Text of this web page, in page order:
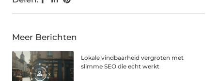
Meer Berichten
Lokale vindbaarheid vergroten met
slimme SEO die echt werkt